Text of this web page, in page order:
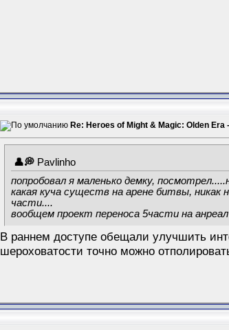
Re: Heroes of Might & Magic: Olden
Pavlinho
попробовал я маленько демку,
какая куча существ на арене битвы,
части....
вообщем проект переноса 5части на
В раннем доступе обещали улучшить
шероховатости точно можно